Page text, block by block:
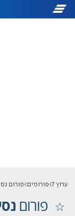
ערוץ 7 פורומים פורום
פורום